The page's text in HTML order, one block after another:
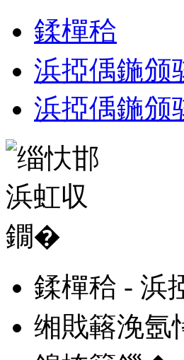
鍒樿秴
浜掗偊鍦
浜掗偊鍦颁
鍒樿秴 - 浜
缃戝簵浼